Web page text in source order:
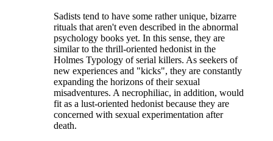
Sadists tend to have some rather unique, bizarre
rituals that aren't even described in the abnormal
psychology books yet. In this sense, they are
similar to the thrill-oriented hedonist in the
Holmes Typology of serial killers. As seekers of
new experiences and "kicks", they are constantly
expanding the horizons of their sexual
misadventures. A necrophiliac, in addition, would
fit as a lust-oriented hedonist because they are
concerned with sexual experimentation after
death.